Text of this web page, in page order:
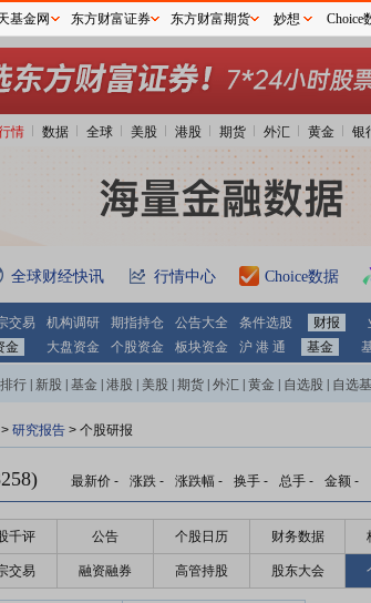
情 数据 全球 美股 港股 期货 外汇 黄金 银
全球财经快讯 行情中心 Choice数据
交易 机构调研 期指持仓 公告大全 条件选股 财报
金 大盘资金 个股资金 板块资金 沪 港 通 基金
排行 新股 基金 港股 美股 期货 外汇 黄金 自选股 自选
> 研究报告 > 个股研报
最新价 - 涨跌 - 涨跌幅 - 换手 - 总手 - 金额 -
千评 公告 个股日历 财务数据
交易 融资融券 高管持股 股东大会
基金网 东方财富证券 东方财富期货 妙想 Choice